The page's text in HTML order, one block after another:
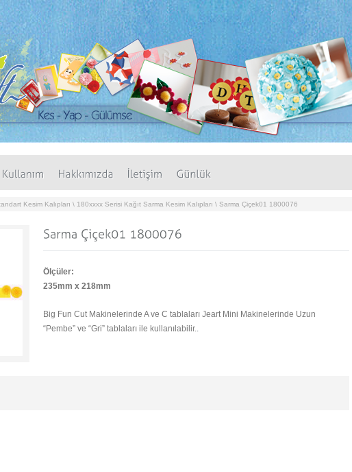
Kesim Kalıpları \ 180xxxx Serisi Kağıt Sarma Kesim Kalıpları \ Sarma Çiçek01 1800076
Ölçüler:
235mm x 218mm
Big Fun Cut Makinelerinde A ve C tablaları Jeart Mini Makinelerinde Uzun
“Pembe” ve “Gri” tablaları ile kullanılabilir..